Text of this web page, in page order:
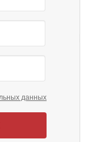
данных